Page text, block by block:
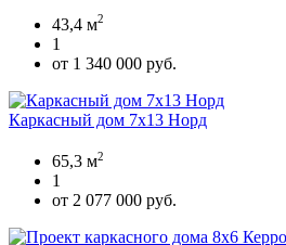
43,4 м2
1
от 1 340 000 руб.
Каркасный дом 7х13 Норд
65,3 м2
1
от 2 077 000 руб.